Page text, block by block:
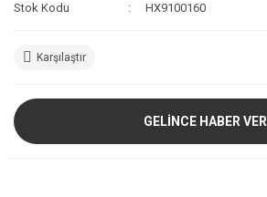
Stok Kodu HX9100160
Karşılaştır
GELİNCE HABER VER